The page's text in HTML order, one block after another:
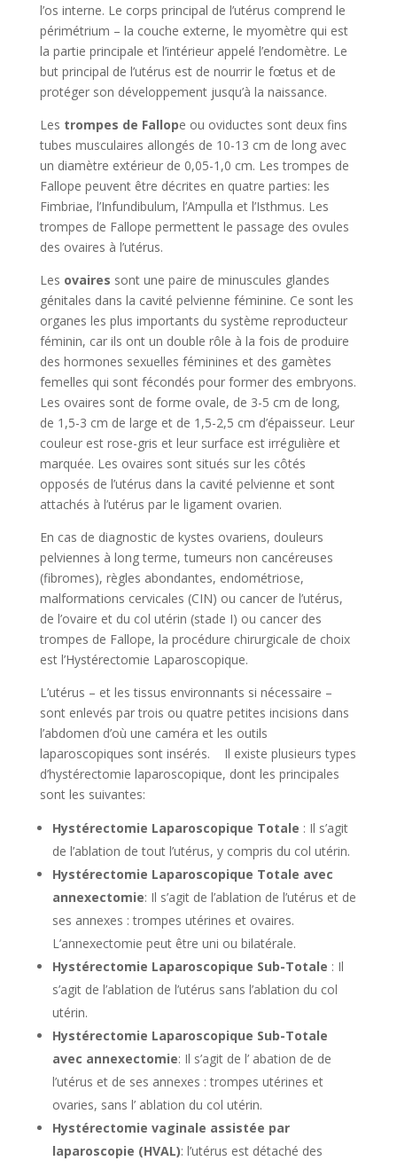
l’os interne. Le corps principal de l’utérus comprend le
périmétrium – la couche externe, le myomètre qui est
la partie principale et l’intérieur appelé l’endomètre. Le
but principal de l’utérus est de nourrir le fœtus et de
protéger son développement jusqu’à la naissance.
Les trompes de Fallope ou oviductes sont deux fins
tubes musculaires allongés de 10-13 cm de long avec
un diamètre extérieur de 0,05-1,0 cm. Les trompes de
Fallope peuvent être décrites en quatre parties: les
Fimbriae, l’Infundibulum, l’Ampulla et l’Isthmus. Les
trompes de Fallope permettent le passage des ovules
des ovaires à l’utérus.
Les ovaires sont une paire de minuscules glandes
génitales dans la cavité pelvienne féminine. Ce sont les
organes les plus importants du système reproducteur
féminin, car ils ont un double rôle à la fois de produire
des hormones sexuelles féminines et des gamètes
femelles qui sont fécondés pour former des embryons.
Les ovaires sont de forme ovale, de 3-5 cm de long,
de 1,5-3 cm de large et de 1,5-2,5 cm d’épaisseur. Leur
couleur est rose-gris et leur surface est irrégulière et
marquée. Les ovaires sont situés sur les côtés
opposés de l’utérus dans la cavité pelvienne et sont
attachés à l’utérus par le ligament ovarien.
En cas de diagnostic de kystes ovariens, douleurs
pelviennes à long terme, tumeurs non cancéreuses
(fibromes), règles abondantes, endométriose,
malformations cervicales (CIN) ou cancer de l’utérus,
de l’ovaire et du col utérin (stade I) ou cancer des
trompes de Fallope, la procédure chirurgicale de choix
est l’Hystérectomie Laparoscopique.
L’utérus – et les tissus environnants si nécessaire –
sont enlevés par trois ou quatre petites incisions dans
l’abdomen d’où une caméra et les outils
laparoscopiques sont insérés. Il existe plusieurs types
d’hystérectomie laparoscopique, dont les principales
sont les suivantes:
Hystérectomie Laparoscopique Totale : Il s’agit
de l’ablation de tout l’utérus, y compris du col utérin.
Hystérectomie Laparoscopique Totale avec
annexectomie: Il s’agit de l’ablation de l’utérus et de
ses annexes : trompes utérines et ovaires.
L’annexectomie peut être uni ou bilatérale.
Hystérectomie Laparoscopique Sub-Totale : Il
s’agit de l’ablation de l’utérus sans l’ablation du col
utérin.
Hystérectomie Laparoscopique Sub-Totale
avec annexectomie: Il s’agit de l’ abation de de
l’utérus et de ses annexes : trompes utérines et
ovaries, sans l’ ablation du col utérin.
Hystérectomie vaginale assistée par
laparoscopie (HVAL): l’utérus est détaché des